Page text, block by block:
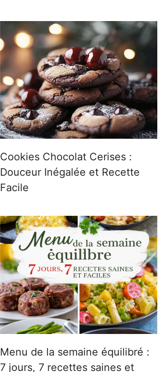
Cookies Chocolat Cerises :
Douceur Inégalée et Recette
Facile
Menu de la semaine équilibré :
7 jours, 7 recettes saines et